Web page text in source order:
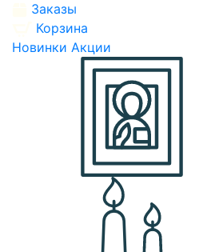
Заказы
Корзина
Новинки Акции